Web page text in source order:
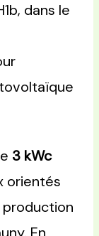
dans le
3 kWc
orientés